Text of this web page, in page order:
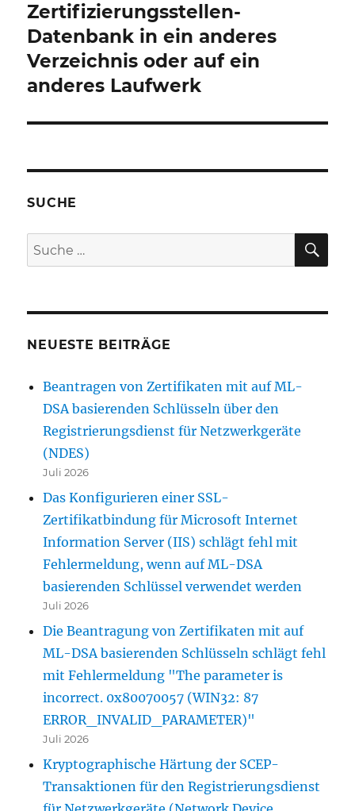
Beitrag:
Zertifizierungsstellen-
Datenbank in ein anderes
Verzeichnis oder auf ein
anderes Laufwerk
SUCHE
Suche
nach:
NEUESTE BEITRÄGE
Beantragen von Zertifikaten mit auf ML-
DSA basierenden Schlüsseln über den
Registrierungsdienst für Netzwerkgeräte
(NDES)
Juli 2026
Das Konfigurieren einer SSL-
Zertifikatbindung für Microsoft Internet
Information Server (IIS) schlägt fehl mit
Fehlermeldung, wenn auf ML-DSA
basierenden Schlüssel verwendet werden
Juli 2026
Die Beantragung von Zertifikaten mit auf
ML-DSA basierenden Schlüsseln schlägt fehl
mit Fehlermeldung "The parameter is
incorrect. 0x80070057 (WIN32: 87
ERROR_INVALID_PARAMETER)"
Juli 2026
Kryptographische Härtung der SCEP-
Transaktionen für den Registrierungsdienst